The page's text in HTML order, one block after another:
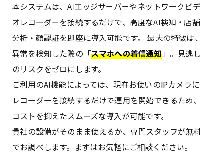
本システムは、AIエッジサーバーやネットワークビデ
オレコーダーを接続するだけで、高度なAI検知・店舗
分析・顔認証を即座に導入可能です。 最大の特徴は、
異常を検知した際の「スマホへの着信通知」。見逃し
のリスクをゼロにします。
ご利用のAI機能によっては、現在お使いのIPカメラに
レコーダーを接続するだけで運用を開始できるため、
コストを抑えたスムーズな導入が可能です。
貴社の設備がそのまま使えるか、専門スタッフが無料
でお調べします。まずはお気軽にご相談ください。